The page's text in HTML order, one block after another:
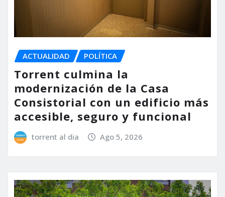
ACTUALIDAD POLÍTICA
Torrent culmina la
modernización de la Casa
Consistorial con un edificio más
accesible, seguro y funcional
torrent al dia Ago 5, 2026